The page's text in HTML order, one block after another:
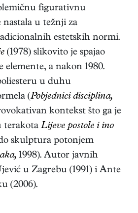
figurativnu
u težnji za
estetskih normi.
(1978) slikovito je spajao
elemente, a nakon 1980.
u duhu
(Pobjednici disciplina,
kontekst što ga je
terakota Lijeve postole i ino
skulptura potonjem
1998). Autor javnih
u Zagrebu (1991) i Ante
(2006).